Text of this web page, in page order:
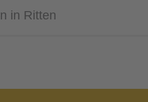
in Ritten